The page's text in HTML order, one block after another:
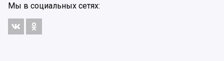
Мы в социальных сетях: